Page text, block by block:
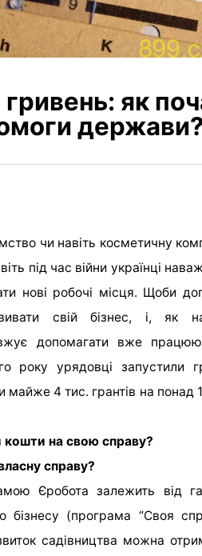
як
держави?
чи навіть косметичну
під час війни українці
нові робочі місця. Щоби
свій бізнес, і, як
допомагати вже
року урядовці запустили
майже 4 тис. грантів на понад
на свою справу?
справу?
Єробота залежить від
бізнесу (програма “Своя
садівництва можна